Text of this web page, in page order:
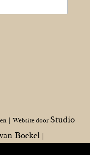
| Website door Studio
Boekel